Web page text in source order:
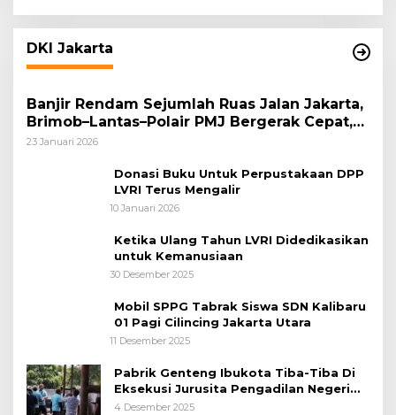
DKI Jakarta
Banjir Rendam Sejumlah Ruas Jalan Jakarta,
Brimob–Lantas–Polair PMJ Bergerak Cepat,
Polri Siagakan 128.247 Personel Secara
23 Januari 2026
Donasi Buku Untuk Perpustakaan DPP
LVRI Terus Mengalir
10 Januari 2026
Ketika Ulang Tahun LVRI Didedikasikan
untuk Kemanusiaan
30 Desember 2025
Mobil SPPG Tabrak Siswa SDN Kalibaru
01 Pagi Cilincing Jakarta Utara
11 Desember 2025
Pabrik Genteng Ibukota Tiba-Tiba Di
Eksekusi Jurusita Pengadilan Negeri
Tangerang, Diduga Cacat Hukum Sejak
4 Desember 2025